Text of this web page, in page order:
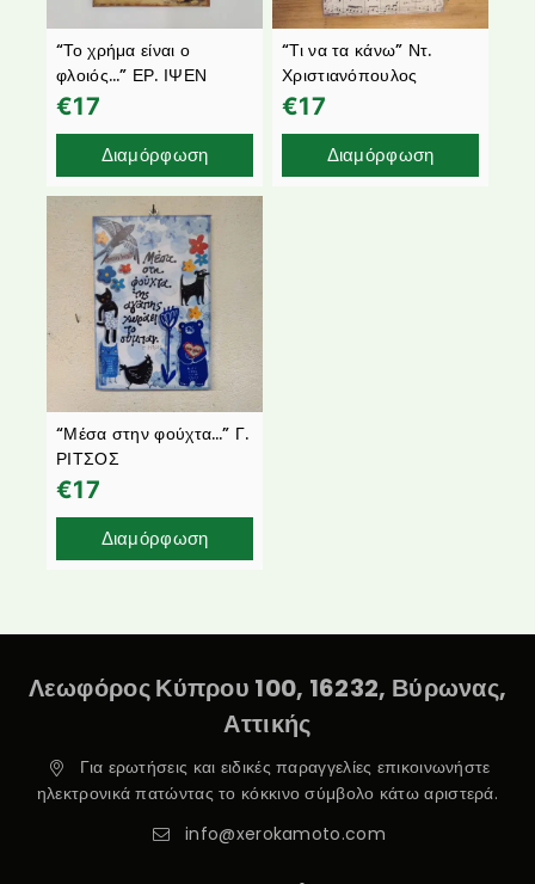
“Το χρήμα είναι ο
φλοιός…” ΕΡ. ΙΨΕΝ
€17
Διαμόρφωση
“Τι να τα κάνω” Ντ.
Χριστιανόπουλος
€17
Διαμόρφωση
“Μέσα στην φούχτα…” Γ.
ΡΙΤΣΟΣ
€17
Διαμόρφωση
Λεωφόρος Κύπρου 100, 16232, Βύρωνας,
Αττικής
Για ερωτήσεις και ειδικές παραγγελίες επικοινωνήστε
ηλεκτρονικά πατώντας το κόκκινο σύμβολο κάτω αριστερά.
info@xerokamoto.com